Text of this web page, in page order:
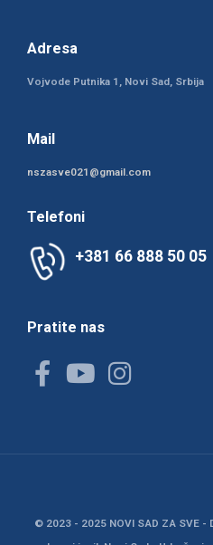
Adresa
Vojvode Putnika 1, Novi Sad, Srbija
Mail
nszasve021@gmail.com
Telefoni
+381 66 888 50 05
Pratite nas
© 2023 - 2025 NOVI SAD ZA SVE -